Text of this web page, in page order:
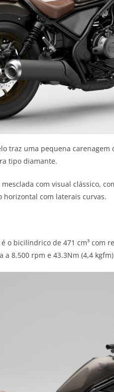
traz uma pequena
tipo diamante.
com visual clássico,
com laterais curvas.
é o bicilíndrico de 471 cm³ com
a 8.500 rpm e 43.3Nm (4,4